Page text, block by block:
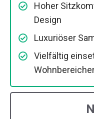
Hoher
Design
Luxuriöser
Vielfältig